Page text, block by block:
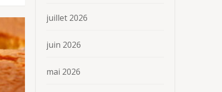
juillet 2026
juin 2026
mai 2026